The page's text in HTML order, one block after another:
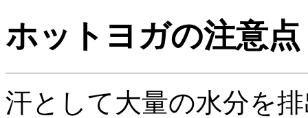
ホットヨガの注意点
汗として大量の水分を